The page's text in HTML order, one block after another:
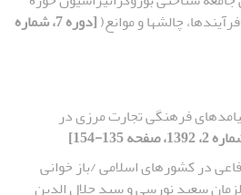
[دوره 7، شماره
فرهنگی تجارت مرزی در
در کشورهای اسلامی /باز خوانی
سعید نورسی و سید جلال الدین